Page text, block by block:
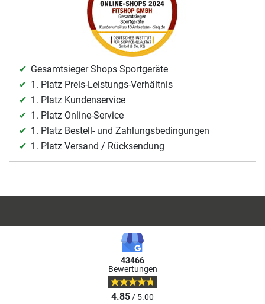
Gesamtsieger Shops Sportgeräte
1. Platz Preis-Leistungs-Verhältnis
1. Platz Kundenservice
1. Platz Online-Service
1. Platz Bestell- und Zahlungsbedingungen
1. Platz Versand / Rücksendung
43466
Bewertungen
4.85/ 5.00